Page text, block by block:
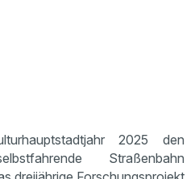
2025 den
Straßenbahn